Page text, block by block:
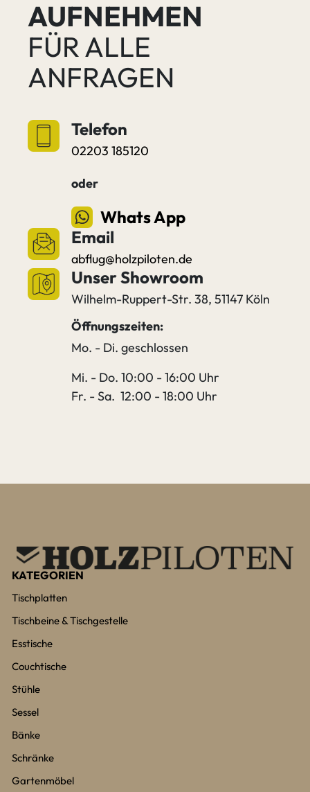
AUFNEHMEN
FÜR ALLE
ANFRAGEN
Telefon
02203 185120
oder
Whats App
Email
abflug@holzpiloten.de
Unser Showroom
Wilhelm-Ruppert-Str. 38, 51147 Köln
Öffnungszeiten:
Mo. - Di. geschlossen
Mi. - Do. 10:00 - 16:00 Uhr
Fr. - Sa. 12:00 - 18:00 Uhr
KATEGORIEN
Tischplatten
Tischbeine & Tischgestelle
Esstische
Couchtische
Stühle
Sessel
Bänke
Schränke
Gartenmöbel